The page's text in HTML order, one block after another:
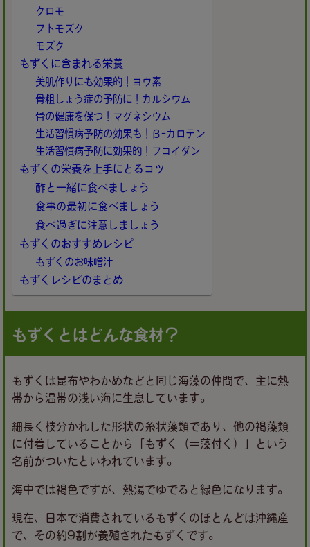
クロモ
フトモズク
モズク
もずくに含まれる栄養
美肌作りにも効果的！ヨウ素
骨粗しょう症の予防に！カルシウム
骨の健康を保つ！マグネシウム
生活習慣病予防の効果も！β-カロテン
生活習慣病予防に効果的！フコイダン
もずくの栄養を上手にとるコツ
酢と一緒に食べましょう
食事の最初に食べましょう
食べ過ぎに注意しましょう
もずくのおすすめレシピ
もずくのお味噌汁
もずくレシピのまとめ
もずくとはどんな食材？
もずくは昆布やわかめなどと同じ海藻の仲間で、主に熱
帯から温帯の浅い海に生息しています。
細長く枝分かれした形状の糸状藻類であり、他の褐藻類
に付着していることから「もずく（＝藻付く）」という
名前がついたといわれています。
海中では褐色ですが、熱湯でゆでると緑色になります。
現在、日本で消費されているもずくのほとんどは沖縄産
で、その約9割が養殖されたもずくです。